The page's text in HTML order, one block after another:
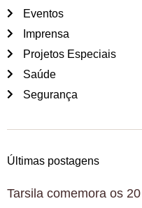
Eventos
Imprensa
Projetos Especiais
Saúde
Segurança
Últimas postagens
Tarsila comemora os